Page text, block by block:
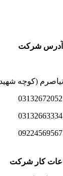
آدرس شرکت
(کوچه شهیدچمران)
03132672052
03132663334
09224569567
کار شرکت